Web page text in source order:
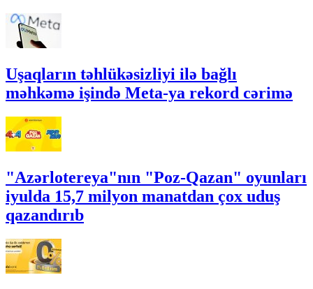
Uşaqların təhlükəsizliyi ilə bağlı
məhkəmə işində Meta-ya rekord cərimə
"Azərlotereya"nın "Poz-Qazan" oyunları
iyulda 15,7 milyon manatdan çox uduş
qazandırıb